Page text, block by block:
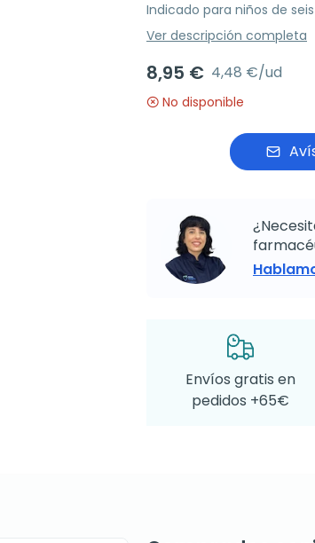
Indicado para niños de
Ver descripción completa
8,95 € 4,48 €/ud
No disponible
Envíos gratis en
pedidos +65€